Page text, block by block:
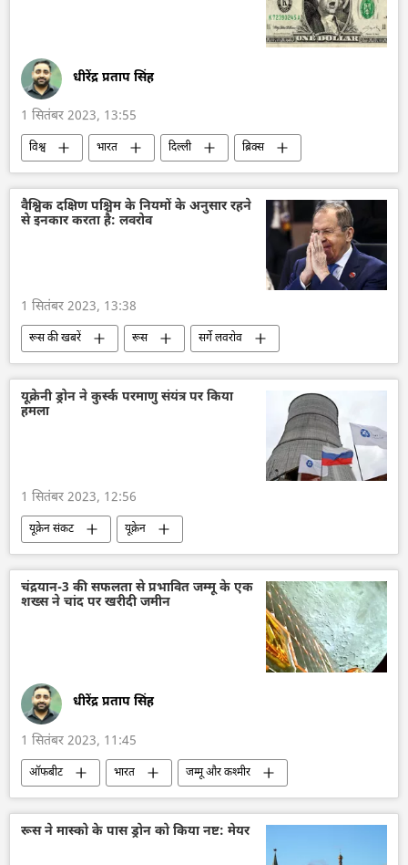
डिफेंस
धीरेंद्र प्रताप सिंह
1 सितंबर 2023, 13:55
विश्व भारत दिल्ली
ब्रिक्स
ब्रिक्स का विस्तारण
2023 ब्रिक्स शिखर सम्मेलन
रूस
मास्को
अर्थव्यवस्था
डी-डॉलरकरण
वैश्विक दक्षिण पश्चिम के नियमों के अनुसार रहने
से इनकार करता है: लवरोव
1 सितंबर 2023, 13:38
रूस की खबरें रूस
सर्गे लवरोव
बहुध्रुवीय दुनिया
बहुपक्षीय राजनय
अंतर्राष्ट्रीय उत्तर-दक्षिण परिवहन गलियारा (आईएनएसटीसी)
यूक्रेनी ड्रोन ने कुर्स्क परमाणु संयंत्र पर किया
हमला
1 सितंबर 2023, 12:56
यूक्रेन संकट
यूक्रेन
यूक्रेन की सुरक्षा सेवा (SBU)
यूक्रेन सशस्त्र बल
यूक्रेन का जवाबी हमला
परमाणु संयंत्र
अंतर्राष्ट्रीय परमाणु ऊर्जा अभिकरण (IAEA)
चंद्रयान-3 की सफलता से प्रभावित जम्मू के एक
शख्स ने चांद पर खरीदी जमीन
धीरेंद्र प्रताप सिंह
1 सितंबर 2023, 11:45
ऑफबीट भारत
जम्मू और कश्मीर
चंद्रयान-3
अमेरिका
अंतरिक्ष
अंतरिक्ष अनुसंधान
अंतरिक्ष उद्योग
रूस ने मास्को के पास ड्रोन को किया नष्ट: मेयर